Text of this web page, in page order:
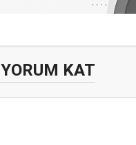
YORUM KAT